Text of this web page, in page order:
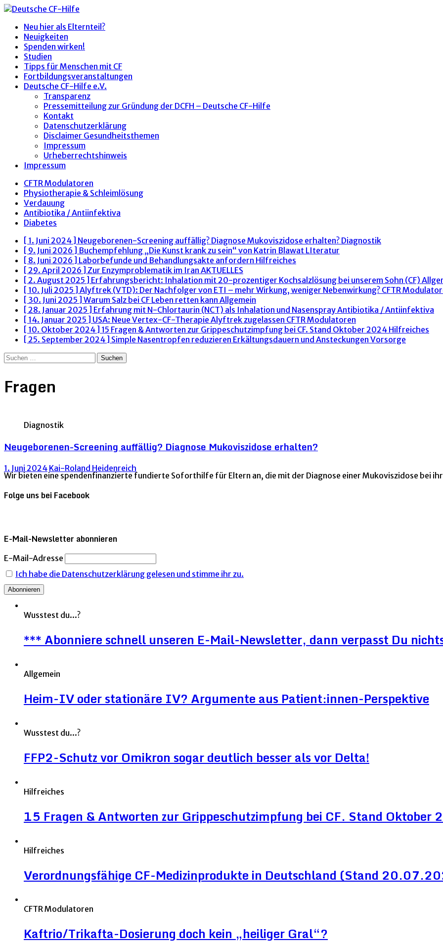
Neu hier als Elternteil?
Neuigkeiten
Spenden wirken!
Studien
Tipps für Menschen mit CF
Fortbildungsveranstaltungen
Deutsche CF-Hilfe e.V.
Transparenz
Pressemitteilung zur Gründung der DCFH – Deutsche CF-Hilfe
Kontakt
Datenschutzerklärung
Disclaimer Gesundheitsthemen
Impressum
Urheberrechtshinweis
Impressum
CFTR Modulatoren
Physiotherapie & Schleimlösung
Verdauung
Antibiotika / Antiinfektiva
Diabetes
[ 1. Juni 2024 ] Neugeborenen-Screening auffällig? Diagnose Mukoviszidose erhalten? Diagnostik
[ 9. Juni 2026 ] Buchempfehlung „Die Kunst krank zu sein“ von Katrin Blawat LIteratur
[ 8. Juni 2026 ] Laborbefunde und Behandlungsakte anfordern Hilfreiches
[ 29. April 2026 ] Zur Enzymproblematik im Iran AKTUELLES
[ 2. August 2025 ] Erfahrungsbericht: Inhalation mit 20-prozentiger Kochsalzlösung bei unserem Sohn (CF)
[ 10. Juli 2025 ] Alyftrek (VTD): Der Nachfolger von ETI – mehr Wirkung, weniger Nebenwirkung? CFTR
[ 30. Juni 2025 ] Warum Salz bei CF Leben retten kann Allgemein
[ 28. Januar 2025 ] Erfahrung mit N-Chlortaurin (NCT) als Inhalation und NasensprayAntibiotika / Antiinfektiva
[ 14. Januar 2025 ] USA: Neue Vertex-CF-Therapie Alyftrek zugelassen CFTR Modulatoren
[ 10. Oktober 2024 ] 15 Fragen & Antworten zur Grippeschutzimpfung bei CF. Stand Oktober 2024 Hilfreiches
[ 25. September 2024 ] Simple Nasentropfen reduzieren Erkältungsdauern und Ansteckungen Vorsorge
Suchen
Fragen
Diagnostik
Neugeborenen-Screening auffällig? Diagnose Mukoviszidose erhalten?
1. Juni 2024 Kai-Roland Heidenreich
Wir bieten eine spendenfinanzierte fundierte Soforthilfe für Eltern an, die mit der Diagnose einer Mukoviszidose bei
Folge uns bei Facebook
E-Mail-Newsletter abonnieren
E-Mail-Adresse
Ich habe die Datenschutzerklärung gelesen und stimme ihr zu.
Wusstest du...?
*** Abonniere schnell unseren E-Mail-Newsletter, dann verpasst Du
Allgemein
Heim-IV oder stationäre IV? Argumente aus Patient:innen-Perspektive
Wusstest du...?
FFP2-Schutz vor Omikron sogar deutlich besser als vor Delta!
Hilfreiches
15 Fragen & Antworten zur Grippeschutzimpfung bei CF. Stand Oktober
Hilfreiches
Verordnungsfähige CF-Medizinprodukte in Deutschland (Stand
CFTR Modulatoren
Kaftrio/Trikafta-Dosierung doch kein „heiliger Gral“?